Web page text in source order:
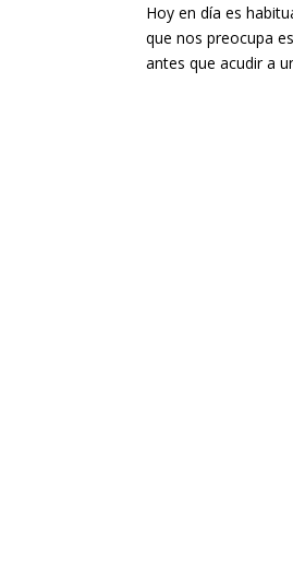
Hoy en día es
que nos preocupa
antes que acudir a